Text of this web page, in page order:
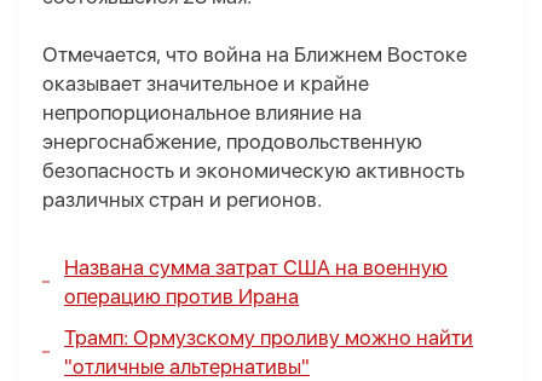
Отмечается, что война на Ближнем Востоке
оказывает значительное и крайне
непропорциональное влияние на
энергоснабжение, продовольственную
безопасность и экономическую активность
различных стран и регионов.
Названа сумма затрат США на военную
операцию против Ирана
Трамп: Ормузскому проливу можно найти
"отличные альтернативы"